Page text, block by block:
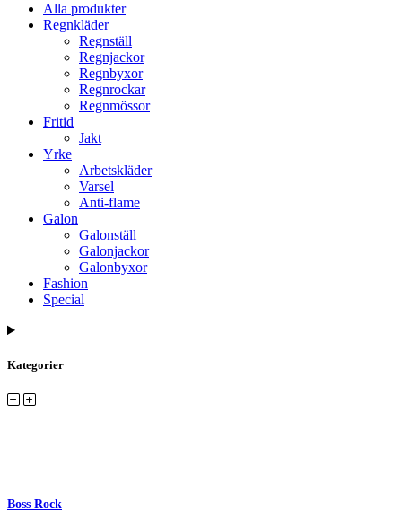
Alla produkter
Regnkläder
Regnställ
Regnjackor
Regnbyxor
Regnrockar
Regnmössor
Fritid
Jakt
Yrke
Arbetskläder
Varsel
Anti-flame
Galon
Galonställ
Galonjackor
Galonbyxor
Fashion
Special
Kategorier
Boss Rock